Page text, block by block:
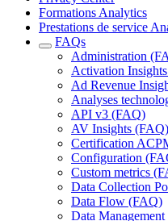
Formations Analytics
Prestations de service
FAQs
Administration
Activation
Ad Revenue
Analyses
API v3 (FAQ)
AV Insights (FAQ)
Certification
Configuration
Custom metrics
Data Collection
Data Flow (FAQ)
Data